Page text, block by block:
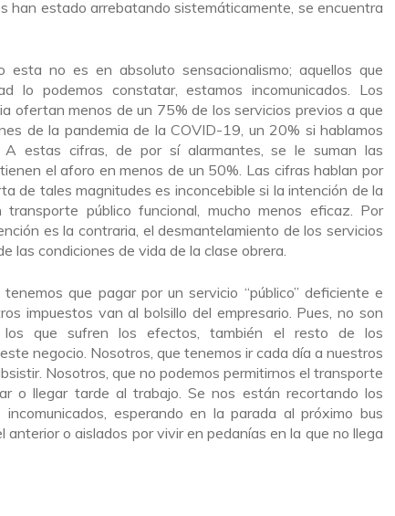
han estado arrebatando sistemáticamente, se encuentra
esta no es en absoluto sensacionalismo; aquellos que
lo podemos constatar, estamos incomunicados. Los
ofertan menos de un 75% de los servicios previos a que
de la pandemia de la COVID-19, un 20% si hablamos
A estas cifras, de por sí alarmantes, se le suman las
el aforo en menos de un 50%. Las cifras hablan por
de tales magnitudes es inconcebible si la intención de la
público funcional, mucho menos eficaz. Por
es la contraria, el desmantelamiento de los servicios
las condiciones de vida de la clase obrera.
que pagar por un servicio “público” deficiente e
impuestos van al bolsillo del empresario. Pues, no son
los que sufren los efectos, también el resto de los
negocio. Nosotros, que tenemos ir cada día a nuestros
Nosotros, que no podemos permitirnos el transporte
o llegar tarde al trabajo. Se nos están recortando los
esperando en la parada al próximo bus
anterior o aislados por vivir en pedanías en la que no llega